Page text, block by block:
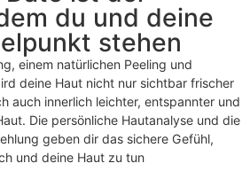
du und deine
stehen
einem natürlichen Peeling und
deine Haut nicht nur sichtbar frischer
auch innerlich leichter, entspannter und
Die persönliche Hautanalyse und die
geben dir das sichere Gefühl,
und deine Haut zu tun